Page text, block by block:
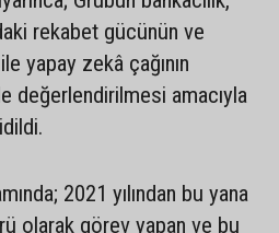
rekabet gücünün ve
yapay zekâ çağının
değerlendirilmesi amacıyla
2021 yılından bu yana
olarak görev yapan ve bu